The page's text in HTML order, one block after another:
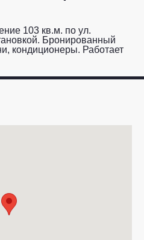
103 кв.м. по ул.
Бронированный
кондиционеры. Работает